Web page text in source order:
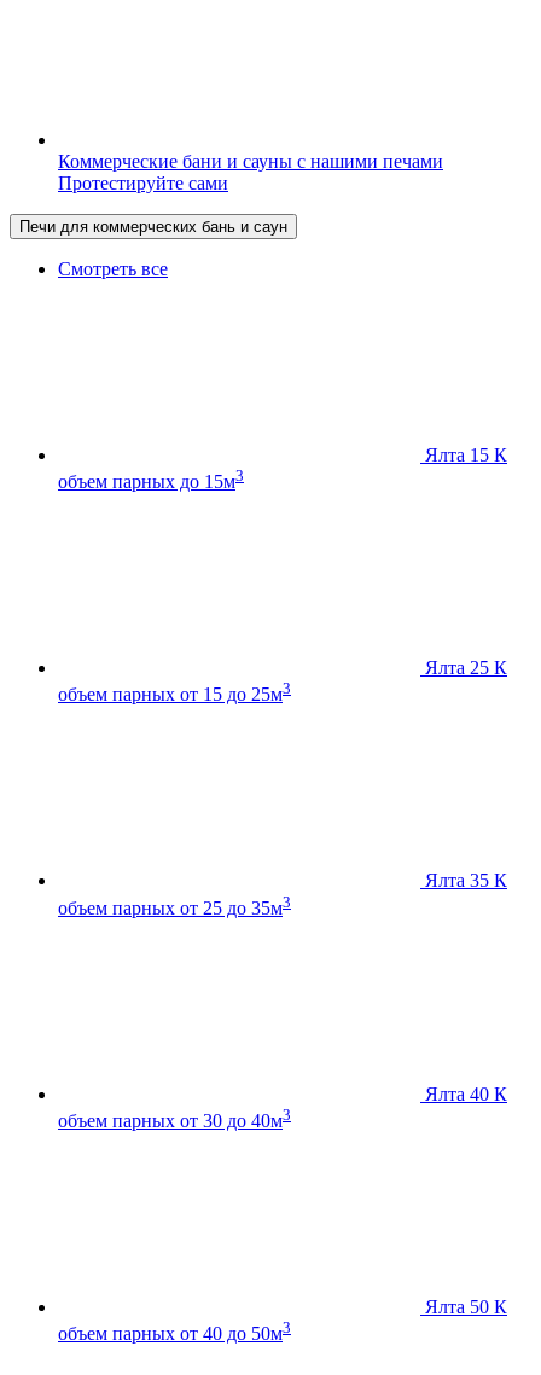
Коммерческие бани и сауны с нашими печами
Протестируйте сами
Печи для коммерческих бань и саун
Смотреть все
Ялта 15 К
объем парных до 15м3
Ялта 25 К
объем парных от 15 до 25м3
Ялта 35 К
объем парных от 25 до 35м3
Ялта 40 К
объем парных от 30 до 40м3
Ялта 50 К
объем парных от 40 до 50м3